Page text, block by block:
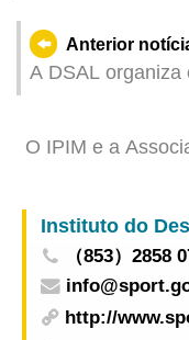
Anterior
A DSAL organiza
trabalho sob
capacidade de
O IPIM e a
HKTDC Food
Instituto do
（853）2858
http://